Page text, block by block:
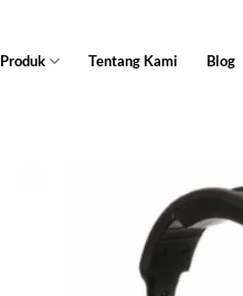
Produk Tentang Kami Blog